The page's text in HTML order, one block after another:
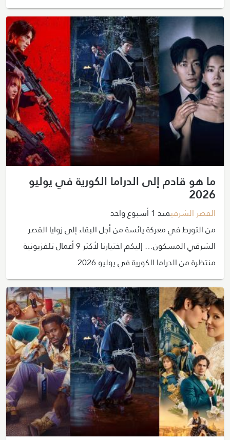
ما هو قادم إلى الدراما الكورية في يوليو
2026
القصر الشرقيمنذ 1 أسبوع واحد
من التورط في معركة يائسة من أجل البقاء إلى زوايا القصر
الشرقي المسكون… إليكم اختيارنا لأكثر 9 أعمال تلفزيونية
منتظرة من الدراما الكورية في يوليو 2026.